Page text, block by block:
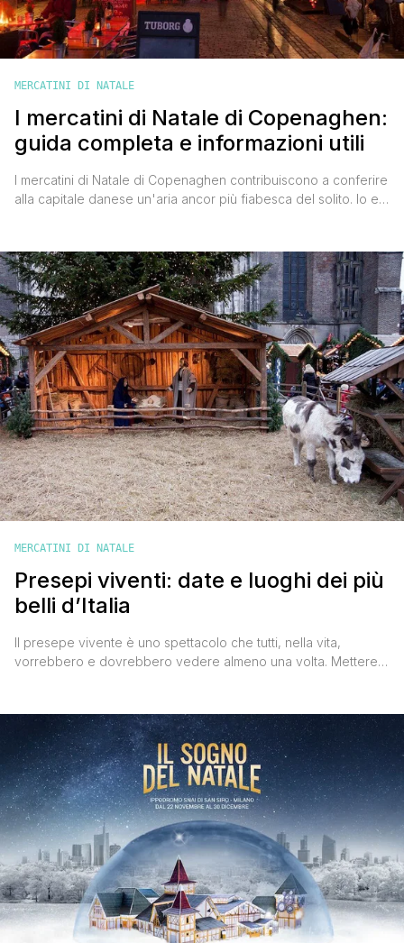
MERCATINI DI NATALE
I mercatini di Natale di Copenaghen:
guida completa e informazioni utili
I mercatini di Natale di Copenaghen contribuiscono a conferire
alla capitale danese un'aria ancor più fiabesca del solito. Io e
villaggio natalizio del Parco Tivoli. Era un freddo weekend di
inizio dicembre e io avevo anche [']
MERCATINI DI NATALE
Presepi viventi: date e luoghi dei più
belli d’Italia
Il presepe vivente è uno spettacolo che tutti, nella vita,
vorrebbero e dovrebbero vedere almeno una volta. Mettere
delle feste sono moltissime le città, i quartieri e i borghi che
ospitano [']